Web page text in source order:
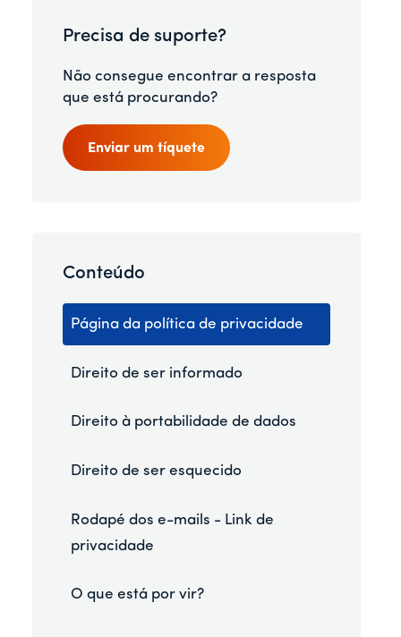
Precisa de suporte?
Não consegue encontrar a resposta
que está procurando?
Enviar um tíquete
Conteúdo
Página da política de privacidade
Direito de ser informado
Direito à portabilidade de dados
Direito de ser esquecido
Rodapé dos e-mails - Link de
privacidade
O que está por vir?